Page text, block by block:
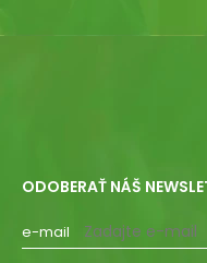
ODOBERAŤ NÁŠ
e-mail